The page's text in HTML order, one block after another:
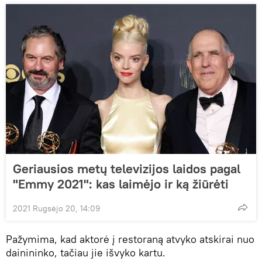
Geriausios metų televizijos laidos pagal
"Emmy 2021": kas laimėjo ir ką žiūrėti
2021 Rugsėjo 20, 14:09
Pažymima, kad aktorė į restoraną atvyko atskirai nuo
dainininko, tačiau jie išvyko kartu.